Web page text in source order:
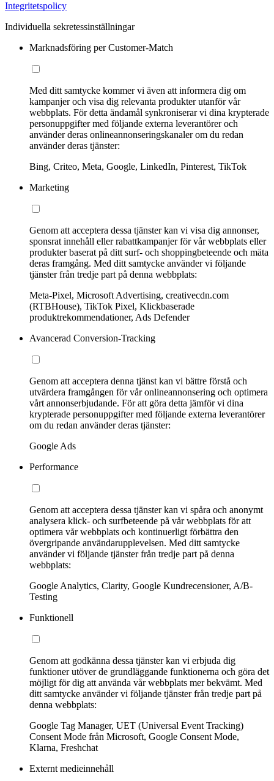
Integritetspolicy
Individuella sekretessinställningar
Marknadsföring per Customer-Match
Med ditt samtycke kommer vi även att informera dig om
kampanjer och visa dig relevanta produkter utanför vår
webbplats. För detta ändamål synkroniserar vi dina krypterade
personuppgifter med följande externa leverantörer och
använder deras onlineannonseringskanaler om du redan
använder deras tjänster:
Bing, Criteo, Meta, Google, LinkedIn, Pinterest, TikTok
Marketing
Genom att acceptera dessa tjänster kan vi visa dig annonser,
sponsrat innehåll eller rabattkampanjer för vår webbplats eller
produkter baserat på ditt surf- och shoppingbeteende och mäta
deras framgång. Med ditt samtycke använder vi följande
tjänster från tredje part på denna webbplats:
Meta-Pixel, Microsoft Advertising, creativecdn.com
(RTBHouse), TikTok Pixel, Klickbaserade
produktrekommendationer, Ads Defender
Avancerad Conversion-Tracking
Genom att acceptera denna tjänst kan vi bättre förstå och
utvärdera framgången för vår onlineannonsering och optimera
vårt annonserbjudande. För att göra detta jämför vi dina
krypterade personuppgifter med följande externa leverantörer
om du redan använder deras tjänster:
Google Ads
Performance
Genom att acceptera dessa tjänster kan vi spåra och anonymt
analysera klick- och surfbeteende på vår webbplats för att
optimera vår webbplats och kontinuerligt förbättra den
övergripande användarupplevelsen. Med ditt samtycke
använder vi följande tjänster från tredje part på denna
webbplats:
Google Analytics, Clarity, Google Kundrecensioner, A/B-
Testing
Funktionell
Genom att godkänna dessa tjänster kan vi erbjuda dig
funktioner utöver de grundläggande funktionerna och göra det
möjligt för dig att använda vår webbplats mer bekvämt. Med
ditt samtycke använder vi följande tjänster från tredje part på
denna webbplats:
Google Tag Manager, UET (Universal Event Tracking)
Consent Mode från Microsoft, Google Consent Mode,
Klarna, Freshchat
Externt medieinnehåll